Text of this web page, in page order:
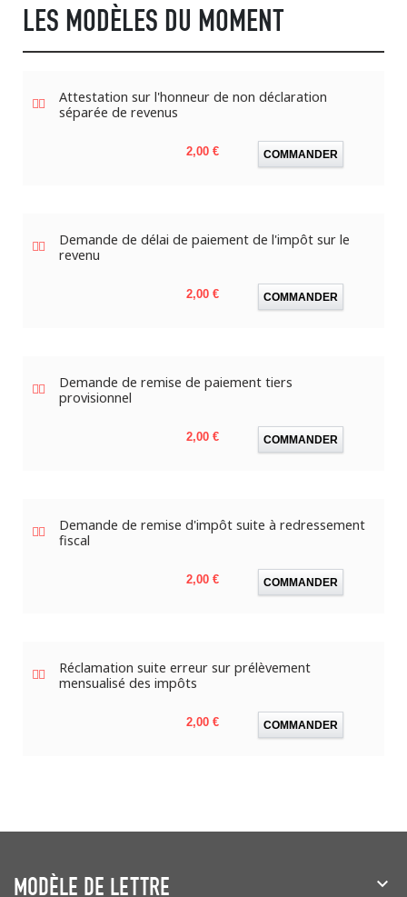
LES MODÈLES DU MOMENT
Attestation sur l'honneur de non déclaration
séparée de revenus
Prix
2,00 € COMMANDER
Demande de délai de paiement de l'impôt sur le
revenu
Prix
2,00 € COMMANDER
Demande de remise de paiement tiers
provisionnel
Prix
2,00 € COMMANDER
Demande de remise d'impôt suite à redressement
fiscal
Prix
2,00 € COMMANDER
Réclamation suite erreur sur prélèvement
mensualisé des impôts
Prix
2,00 € COMMANDER
MODÈLE DE LETTRE